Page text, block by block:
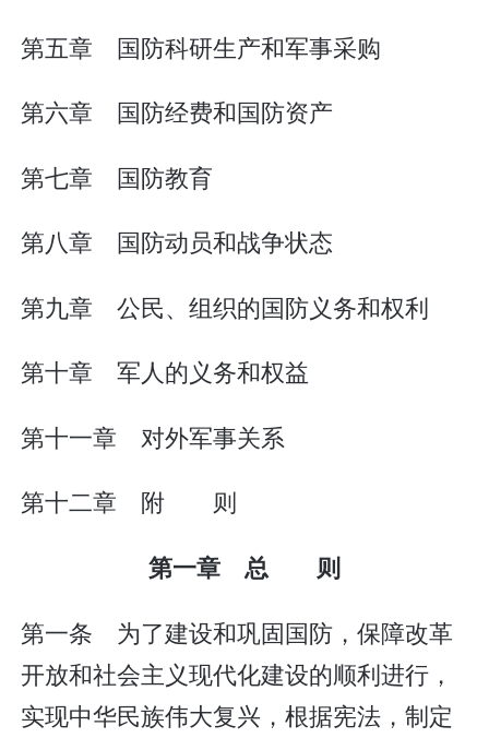
第五章 国防科研生产和军事采购
第六章 国防经费和国防资产
第七章 国防教育
第八章 国防动员和战争状态
第九章 公民、组织的国防义务和权利
第十章 军人的义务和权益
第十一章 对外军事关系
第十二章 附 则
第一章 总 则
第一条 为了建设和巩固国防，保障改革
开放和社会主义现代化建设的顺利进行，
实现中华民族伟大复兴，根据宪法，制定